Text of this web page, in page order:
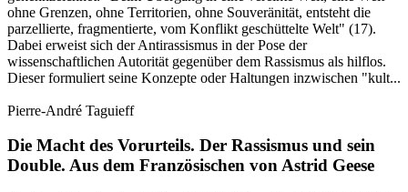
ohne Grenzen, ohne Territorien, ohne Souveränität, entsteht die
parzellierte, fragmentierte, vom Konflikt geschüttelte Welt" (17).
Dabei erweist sich der Antirassismus in der Pose der
wissenschaftlichen Autorität gegenüber dem Rassismus als hilflos.
Dieser formuliert seine Konzepte oder Haltungen inzwischen "kult...
Pierre-André Taguieff
Die Macht des Vorurteils. Der Rassismus und sein
Double. Aus dem Französischen von Astrid Geese